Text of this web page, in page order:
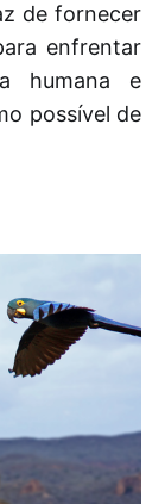
de fornecer
enfrentar
humana e
possível de